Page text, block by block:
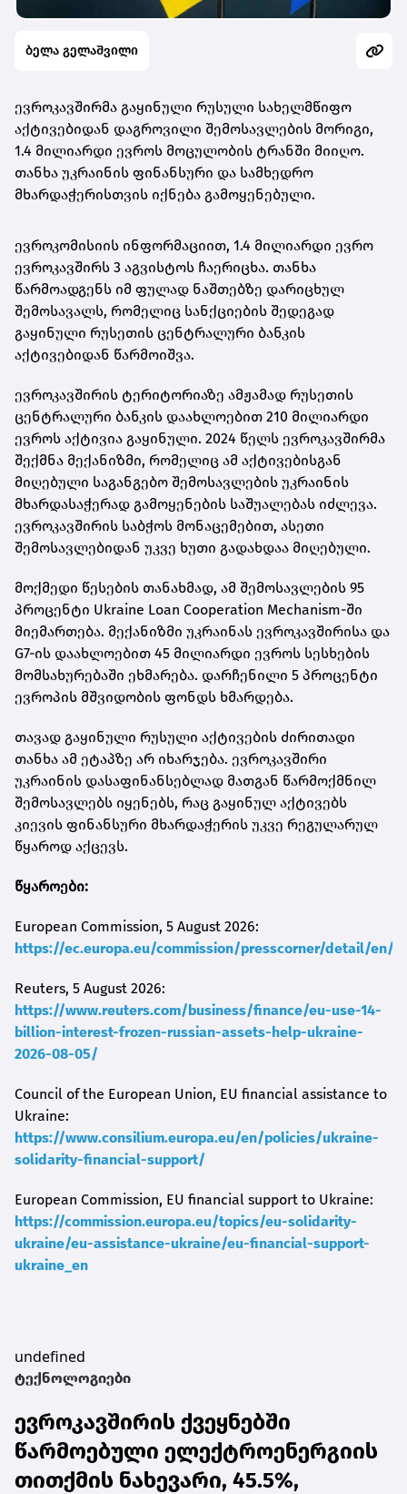
ბელა გელაშვილი
ევროკავშირმა გაყინული რუსული სახელმწიფო
აქტივებიდან დაგროვილი შემოსავლების მორიგი,
1.4 მილიარდი ევროს მოცულობის ტრანში მიიღო.
თანხა უკრაინის ფინანსური და სამხედრო
მხარდაჭერისთვის იქნება გამოყენებული.
ევროკომისიის ინფორმაციით, 1.4 მილიარდი ევრო
ევროკავშირს 3 აგვისტოს ჩაერიცხა. თანხა
წარმოადგენს იმ ფულად ნაშთებზე დარიცხულ
შემოსავალს, რომელიც სანქციების შედეგად
გაყინული რუსეთის ცენტრალური ბანკის
აქტივებიდან წარმოიშვა.
ევროკავშირის ტერიტორიაზე ამჟამად რუსეთის
ცენტრალური ბანკის დაახლოებით 210 მილიარდი
ევროს აქტივია გაყინული. 2024 წელს ევროკავშირმა
შექმნა მექანიზმი, რომელიც ამ აქტივებისგან
მიღებული საგანგებო შემოსავლების უკრაინის
მხარდასაჭერად გამოყენების საშუალებას იძლევა.
ევროკავშირის საბჭოს მონაცემებით, ასეთი
შემოსავლებიდან უკვე ხუთი გადახდაა მიღებული.
მოქმედი წესების თანახმად, ამ შემოსავლების 95
პროცენტი Ukraine Loan Cooperation Mechanism-ში
მიემართება. მექანიზმი უკრაინას ევროკავშირისა და
G7-ის დაახლოებით 45 მილიარდი ევროს სესხების
მომსახურებაში ეხმარება. დარჩენილი 5 პროცენტი
ევროპის მშვიდობის ფონდს ხმარდება.
თავად გაყინული რუსული აქტივების ძირითადი
თანხა ამ ეტაპზე არ იხარჯება. ევროკავშირი
უკრაინის დასაფინანსებლად მათგან წარმოქმნილ
შემოსავლებს იყენებს, რაც გაყინულ აქტივებს
კიევის ფინანსური მხარდაჭერის უკვე რეგულარულ
წყაროდ აქცევს.
წყაროები:
European Commission, 5 August 2026:
https://ec.europa.eu/commission/presscorner/detail/en/
Reuters, 5 August 2026:
https://www.reuters.com/business/finance/eu-use-14-
billion-interest-frozen-russian-assets-help-ukraine-
2026-08-05/
Council of the European Union, EU financial assistance to
Ukraine:
https://www.consilium.europa.eu/en/policies/ukraine-
solidarity-financial-support/
European Commission, EU financial support to Ukraine:
https://commission.europa.eu/topics/eu-solidarity-
ukraine/eu-assistance-ukraine/eu-financial-support-
ukraine_en
undefined
ტექნოლოგიები
ევროკავშირის ქვეყნებში
წარმოებული ელექტროენერგიის
თითქმის ნახევარი, 45.5%,